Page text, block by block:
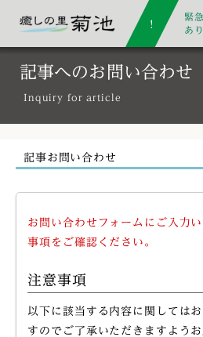
緊
あ
記事へのお問い合わせ
Inquiry for article
記事お問い合わせ
お問い合わせフォームにご入力
事項をご確認ください。
注意事項
以下に該当する内容に関しては
すのでご了承いただきますようお